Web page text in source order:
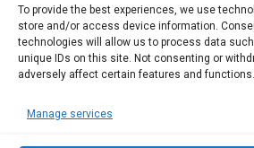
To provide the best experiences, we use
store and/or access device information.
technologies will allow us to process data
unique IDs on this site. Not consenting or
adversely affect certain features and functions.
Manage services
ИНСТИТУЦИИ В
Административен съд Ловеч
Областна администрация Ловеч
ОДМВР Ловеч
Окръжен съд Ловеч